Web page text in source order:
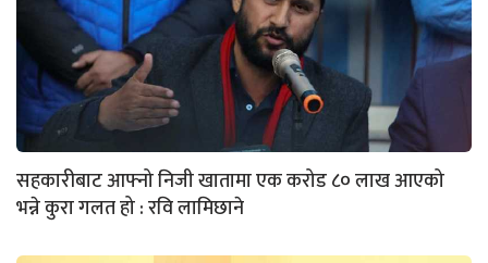
सहकारीबाट आफ्नो निजी खातामा एक करोड ८० लाख आएको
भन्ने कुरा गलत हो : रवि लामिछाने